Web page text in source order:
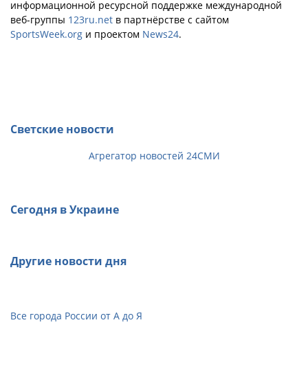
информационной ресурсной поддержке международной
веб-группы 123ru.net в партнёрстве с сайтом
SportsWeek.org и проектом News24.
Светские новости
Агрегатор новостей 24СМИ
Сегодня в Украине
Другие новости дня
Все города России от А до Я